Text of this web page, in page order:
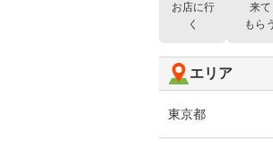
お店に行
く
来て
もらう
エリア
東京都